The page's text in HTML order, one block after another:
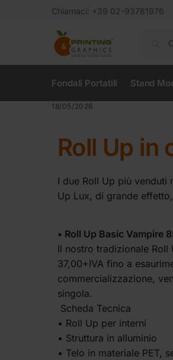
Chiamaci: +39 02-93781976
Fondali Portatili Stand
18/05/2026
Roll Up in
I due Roll Up più venduti
Up Lux, di grande
• Roll Up Basic Vampire
Il nostro tradizionale
37,00+IVA fino a
commercializzazione,
singola.
Scheda Tecnica
• Roll Up per interni
• Struttura in alluminio
• Telo in materiale PET,